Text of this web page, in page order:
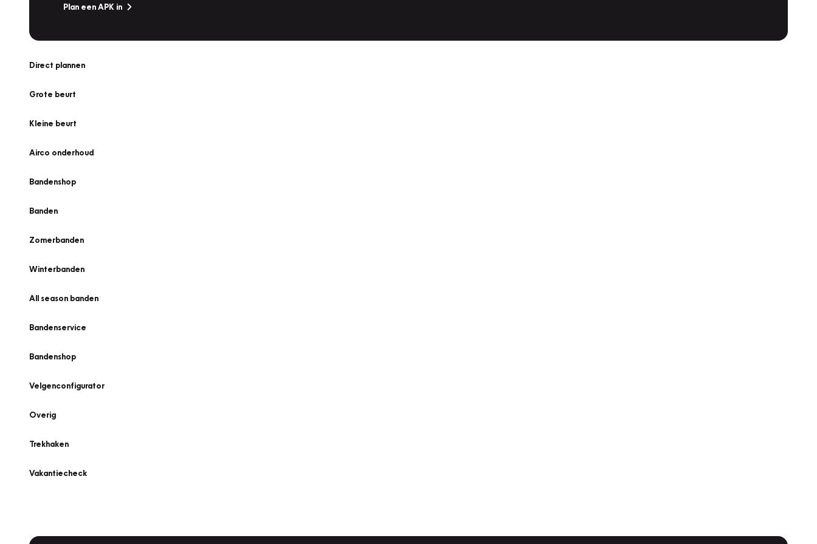
Plan een APK in
Direct plannen
Grote beurt
Kleine beurt
Airco onderhoud
Bandenshop
Banden
Zomerbanden
Winterbanden
All season banden
Bandenservice
Bandenshop
Velgenconfigurator
Overig
Trekhaken
Vakantiecheck